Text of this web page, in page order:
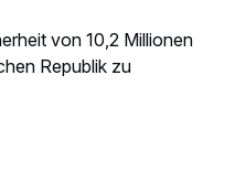
von 10,2 Millionen
Republik zu